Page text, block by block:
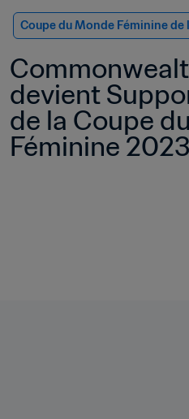
Coupe du Monde Féminine de
devient
de la Coupe
Féminine 2023